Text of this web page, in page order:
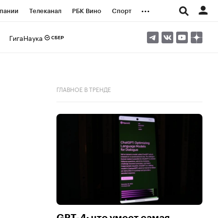
Телеканал РБК Вино Спорт ...
ГигаНаука
ГЛАВНОЕ В ТРЕНДЕ